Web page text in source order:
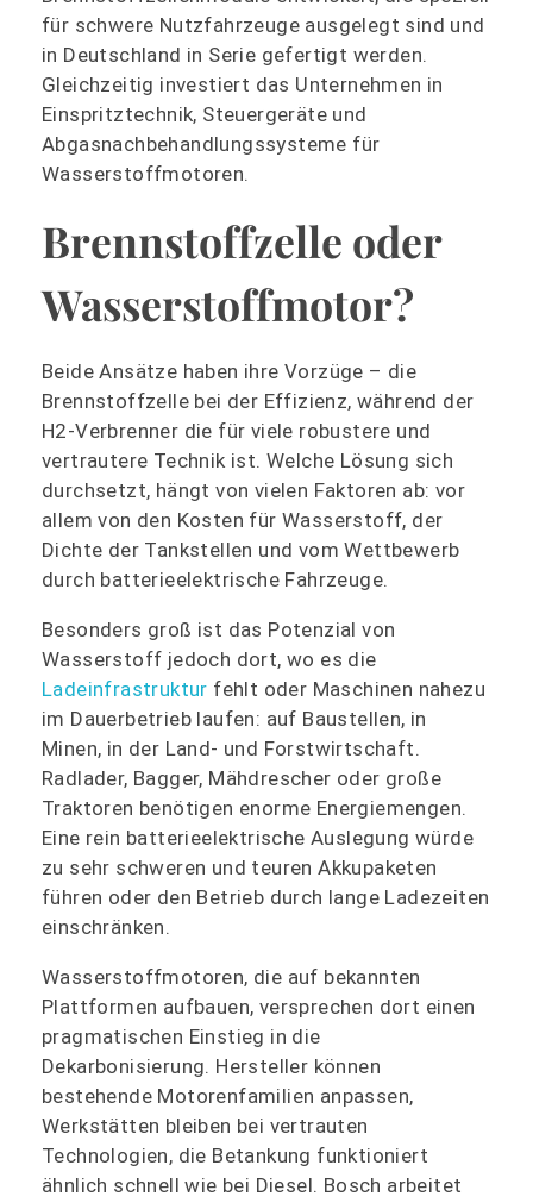
für schwere Nutzfahrzeuge ausgelegt sind und
in Deutschland in Serie gefertigt werden.
Gleichzeitig investiert das Unternehmen in
Einspritztechnik, Steuergeräte und
Abgasnachbehandlungssysteme für
Wasserstoffmotoren.
Brennstoffzelle oder
Wasserstoffmotor?
Beide Ansätze haben ihre Vorzüge – die
Brennstoffzelle bei der Effizienz, während der
H2-Verbrenner die für viele robustere und
vertrautere Technik ist. Welche Lösung sich
durchsetzt, hängt von vielen Faktoren ab: vor
allem von den Kosten für Wasserstoff, der
Dichte der Tankstellen und vom Wettbewerb
durch batterieelektrische Fahrzeuge.
Besonders groß ist das Potenzial von
Wasserstoff jedoch dort, wo es die
Ladeinfrastruktur fehlt oder Maschinen nahezu
im Dauerbetrieb laufen: auf Baustellen, in
Minen, in der Land- und Forstwirtschaft.
Radlader, Bagger, Mähdrescher oder große
Traktoren benötigen enorme Energiemengen.
Eine rein batterieelektrische Auslegung würde
zu sehr schweren und teuren Akkupaketen
führen oder den Betrieb durch lange Ladezeiten
einschränken.
Wasserstoffmotoren, die auf bekannten
Plattformen aufbauen, versprechen dort einen
pragmatischen Einstieg in die
Dekarbonisierung. Hersteller können
bestehende Motorenfamilien anpassen,
Werkstätten bleiben bei vertrauten
Technologien, die Betankung funktioniert
ähnlich schnell wie bei Diesel. Bosch arbeitet